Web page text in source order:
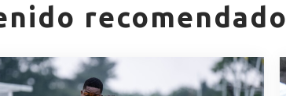
recomendado